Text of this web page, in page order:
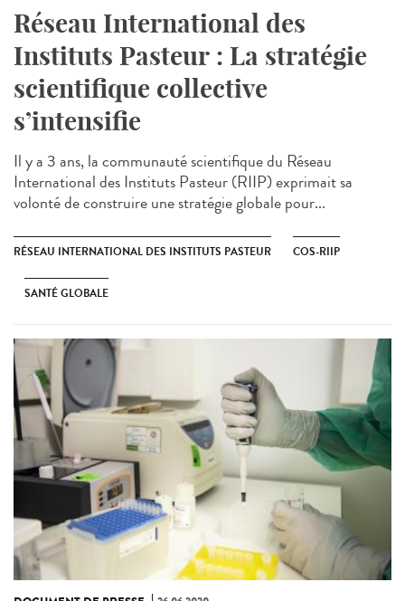
Réseau International des
Instituts Pasteur : La stratégie
scientifique collective
s’intensifie
Il y a 3 ans, la communauté scientifique du Réseau
International des Instituts Pasteur (RIIP) exprimait sa
volonté de construire une stratégie globale pour...
RÉSEAU INTERNATIONAL DES INSTITUTS PASTEUR COS-RIIP
SANTÉ GLOBALE